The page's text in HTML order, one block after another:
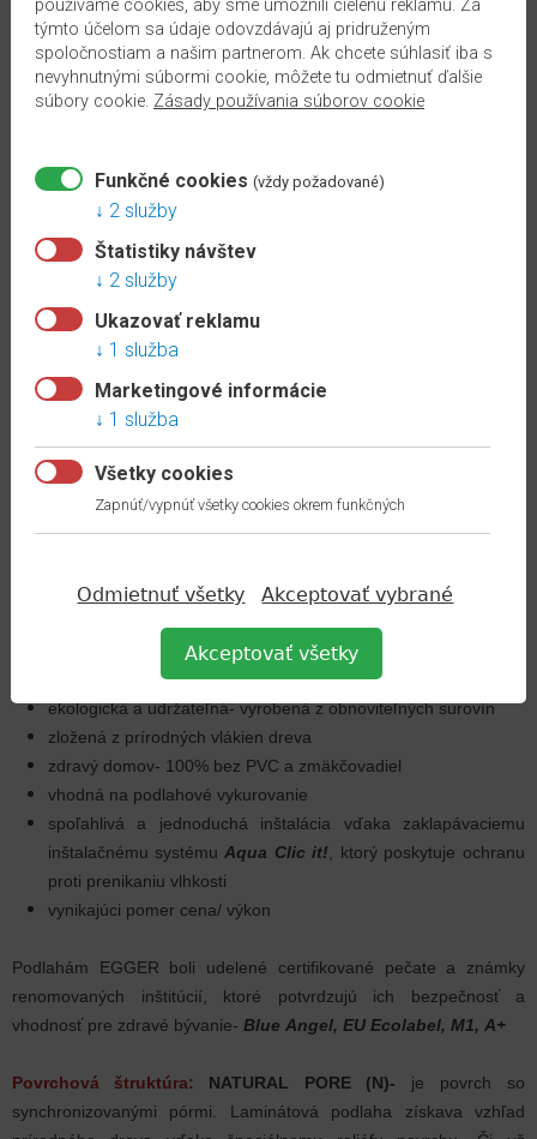
parným čističom.
Dub Casella bielyv svetlej farbe pôsobí elegantným dojmom. Do
miestnosti vnesie škandinávsku ľahkosť a prírodný charakter dreva.
zvýrazňujú vzhľad jednotlivých podlahových dosiek.
súčasťou konceptu
nábytkovým dekorom H1384 ST40
materiálov EGGER.
Výhody:
72 hodinová vodeodolnosť- vhodná do vlhkého prostredia
tmavá nosná doskaHDF Aqua+
ochranou proti napučaniu
robustný povrch s vysokou odolnosťou proti opotrebovaniu
stálofarebná, odolná voči silnému UV žiareniu
jednoduchá údržba- podlaha odpudzuje nečistoty a ľahko sa
ekologická a udržateľná- vyrobená z obnoviteľných surovín
zložená z prírodných vlákien dreva
zdravý domov- 100% bez PVC a zmäkčovadiel
vhodná na podlahové vykurovanie
spoľahlivá a jednoduchá inštalácia vďaka zaklapávaciemu
inštalačnému systému Aqua Clic it! , ktorý poskytuje ochranu
proti prenikaniu vlhkosti
vynikajúci pomer cena/ výkon
Podlahám EGGER boli udelené certifikované pečate a známky
renomovaných inštitúcií, ktoré potvrdzujú ich bezpečnosť a
vhodnosť pre zdravé bývanie- Blue Angel, EU Ecolabel, M1, A+
Povrchová štruktúra: NATURAL PORE (N)- je povrch so
synchronizovanými pórmi. Laminátová podlaha získava vzhľad
používame cookies, aby sme umožnili cielenú reklamu. Za
týmto účelom sa údaje odovzdávajú aj pridruženým
spoločnostiam a našim partnerom. Ak chcete súhlasiť iba s
nevyhnutnými súbormi cookie, môžete tu odmietnuť ďalšie
súbory cookie. Zásady používania súborov cookie
Funkčné cookies (vždy požadované)
2 služby
Štatistiky návštev
2 služby
Ukazovať reklamu
1 služba
Marketingové informácie
1 služba
Všetky cookies
Zapnúť/vypnúť všetky cookies okrem funkčných
Odmietnuť všetky Akceptovať vybrané
Akceptovať všetky